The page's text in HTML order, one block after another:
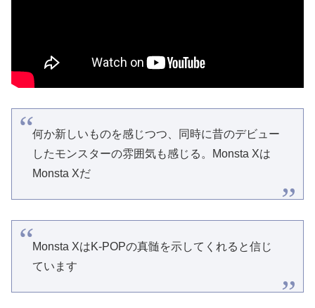
何か新しいものを感じつつ、同時に昔のデビュー
したモンスターの雰囲気も感じる。Monsta Xは
Monsta Xだ
Monsta XはK-POPの真髄を示してくれると信じ
ています